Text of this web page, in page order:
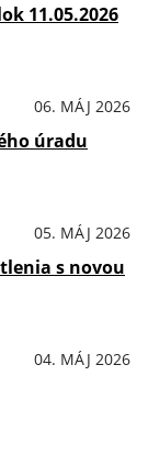
11.05.2026
06. MÁJ 2026
úradu
05. MÁJ 2026
s novou
04. MÁJ 2026